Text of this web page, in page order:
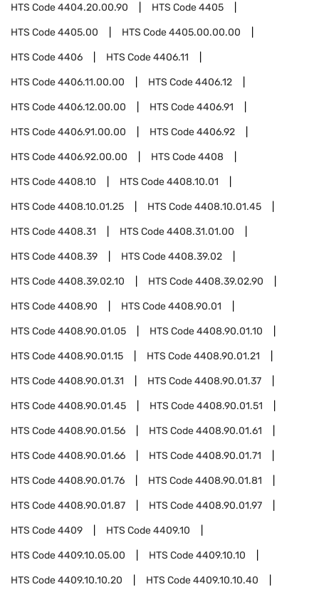
HTS Code4404.20.00.90 HTS Code4405
HTS Code4405.00 HTS Code4405.00.00.00
HTS Code4406 HTS Code4406.11
HTS Code4406.11.00.00 HTS Code4406.12
HTS Code4406.12.00.00 HTS Code4406.91
HTS Code4406.91.00.00 HTS Code4406.92
HTS Code4406.92.00.00 HTS Code4408
HTS Code4408.10 HTS Code4408.10.01
HTS Code4408.10.01.25 HTS Code4408.10.01.45
HTS Code4408.31 HTS Code4408.31.01.00
HTS Code4408.39 HTS Code4408.39.02
HTS Code4408.39.02.10 HTS Code4408.39.02.90
HTS Code4408.90 HTS Code4408.90.01
HTS Code4408.90.01.05 HTS Code4408.90.01.10
HTS Code4408.90.01.15 HTS Code4408.90.01.21
HTS Code4408.90.01.31 HTS Code4408.90.01.37
HTS Code4408.90.01.45 HTS Code4408.90.01.51
HTS Code4408.90.01.56 HTS Code4408.90.01.61
HTS Code4408.90.01.66 HTS Code4408.90.01.71
HTS Code4408.90.01.76 HTS Code4408.90.01.81
HTS Code4408.90.01.87 HTS Code4408.90.01.97
HTS Code4409 HTS Code4409.10
HTS Code4409.10.05.00 HTS Code4409.10.10
HTS Code4409.10.10.20 HTS Code4409.10.10.40